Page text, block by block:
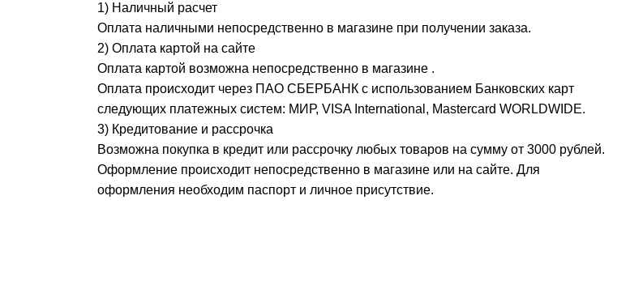
1) Наличный расчет
Оплата наличными непосредственно в магазине при получении заказа.
2) Оплата картой на сайте
Оплата картой возможна непосредственно в магазине .
Оплата происходит через ПАО СБЕРБАНК с использованием Банковских карт
следующих платежных систем: МИР, VISA International, Mastercard WORLDWIDE.
3) Кредитование и рассрочка
Возможна покупка в кредит или рассрочку любых товаров на сумму от 3000 рублей.
Оформление происходит непосредственно в магазине или на сайте. Для
оформления необходим паспорт и личное присутствие.